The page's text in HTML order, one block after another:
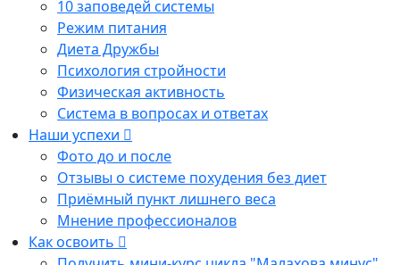
10 заповедей системы
Режим питания
Диета Дружбы
Психология стройности
Физическая активность
Система в вопросах и ответах
Наши успехи
Фото до и после
Отзывы о системе похудения без диет
Приёмный пункт лишнего веса
Мнение профессионалов
Как освоить